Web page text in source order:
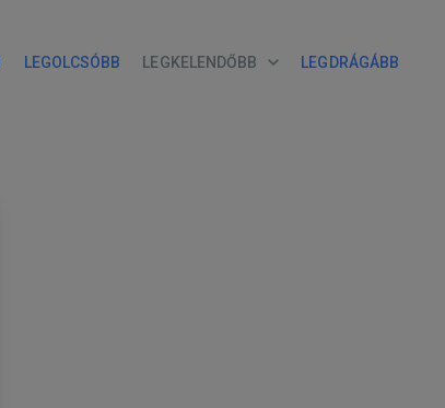
LEGOLCSÓBB LEGKELENDŐBB LEGDRÁGÁBB